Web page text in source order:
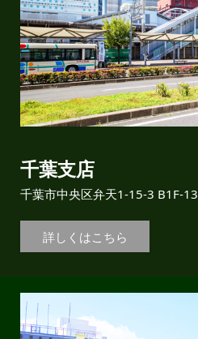
千葉支店
千葉市中央区弁天1-15-3 B1F-13
詳しくはこちら